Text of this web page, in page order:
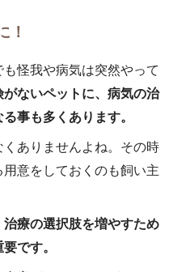
！
怪我や病気は突然やって
ないペットに、病気の治
事も多くあります。
ありませんよね。その時
意をしておくのも飼い主
療の選択肢を増やすため
です。